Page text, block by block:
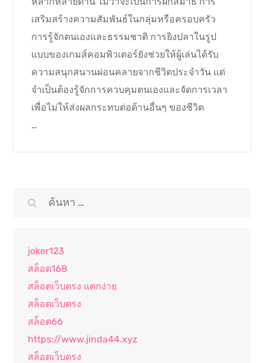
เสริมสร้างความสัมพันธ์ในกลุ่มหรือครอบครัว
การรู้จักตนเองและธรรมชาติ การยิงปลาในรูป
แบบของเกมส์คอมพิวเตอร์ยังช่วยให้ผู้เล่นได้รับ
ความสนุกสนานผ่อนคลายจากชีวิตประจำวัน แต่
จำเป็นต้องรู้จักการควบคุมตนเองและจัดการเวลา
เพื่อไม่ให้ส่งผลกระทบต่อด้านอื่นๆ ของชีวิต
…
ค้นหา
joker123
สล็อต168
สล็อตเว็บตรง แตกง่าย
สล็อตเว็บตรง
สล็อต66
https://www.jinda44.xyz
สล็อตเว็บตรง